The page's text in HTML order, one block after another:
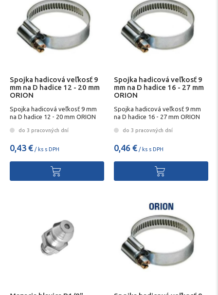
Spojka hadicová veľkosť 9
mm na D hadice 12 - 20 mm
ORION
Spojka hadicová veľkosť 9 mm
na D hadice 12 - 20 mm ORION
do 3 pracovných dní
0,43 € / ks s DPH
Spojka hadicová veľkosť 9
mm na D hadice 16 - 27 mm
ORION
Spojka hadicová veľkosť 9 mm
na D hadice 16 - 27 mm ORION
do 3 pracovných dní
0,46 € / ks s DPH